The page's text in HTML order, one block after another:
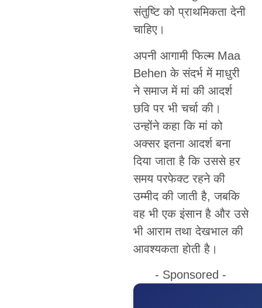
संतुष्टि को प्राथमिकता देनी
चाहिए।
अपनी आगामी फिल्म Maa
Behen के संदर्भ में माधुरी
ने समाज में मां की आदर्श
छवि पर भी चर्चा की।
उन्होंने कहा कि मां को
अक्सर इतना आदर्श बना
दिया जाता है कि उससे हर
समय परफेक्ट रहने की
उम्मीद की जाती है, जबकि
वह भी एक इंसान है और उसे
भी आराम तथा देखभाल की
आवश्यकता होती है।
- Sponsored -